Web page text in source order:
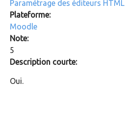
Paramétrage des éditeurs HTML
Plateforme:
Moodle
Note:
5
Description courte:
Oui.